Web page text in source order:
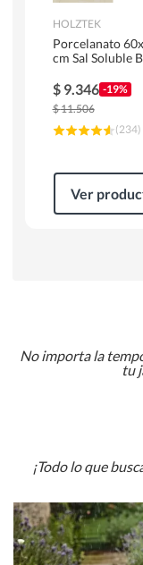
HOLZTEK
Porcelanato
cm Sal Soluble
$ 9.346 -19%
$11.506
(234)
Ver
No importa la
tu
¡Todo lo que